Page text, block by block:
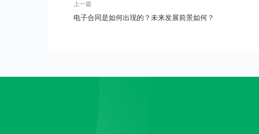
上一篇
电子合同是如何出现的？未来发展前景如何？